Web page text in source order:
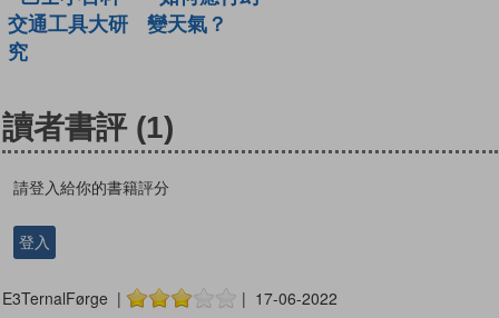
交通工具大研
究
變天氣？
讀者書評 (1)
請登入給你的書籍評分
登入
E3TernalFørge | | 17-06-2022